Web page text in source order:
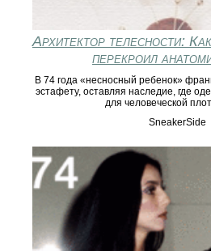
Архитектор телесности:
перекроил
В 74 года «несносный ребенок»
эстафету, оставляя наследие, где
для человеческой
SneakerSide